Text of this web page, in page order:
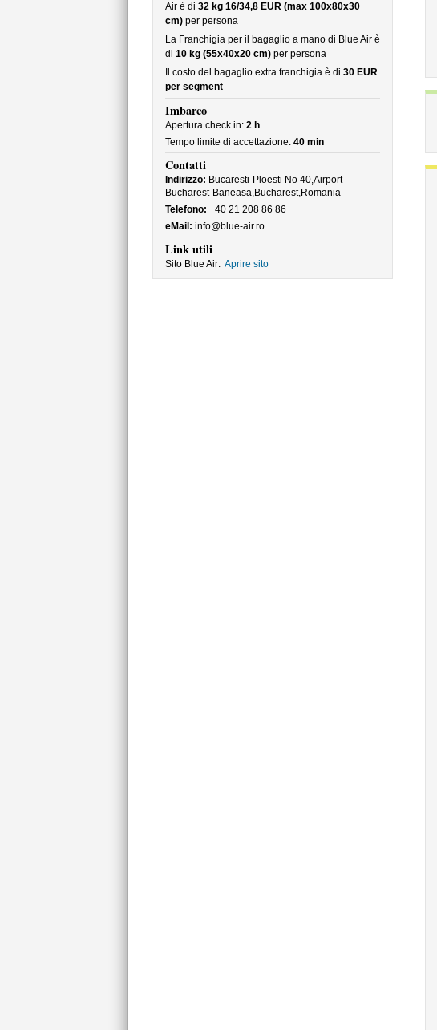
Air è di 32 kg 16/34,8 EUR (max 100x80x30
cm)per persona
La Franchigia per il bagaglio a mano di Blue Air è
di 10 kg (55x40x20 cm)per persona
Il costo del bagaglio extra franchigia è di 30 EUR
per segment
Imbarco
Apertura check in: 2 h
Tempo limite di accettazione: 40 min
Contatti
Indirizzo: Bucaresti-Ploesti No 40,Airport
Bucharest-Baneasa,Bucharest,Romania
Telefono: +40 21 208 86 86
eMail: info@blue-air.ro
Link utili
Sito Blue Air: Aprire sito